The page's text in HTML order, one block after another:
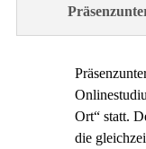
Ort“ statt.
die